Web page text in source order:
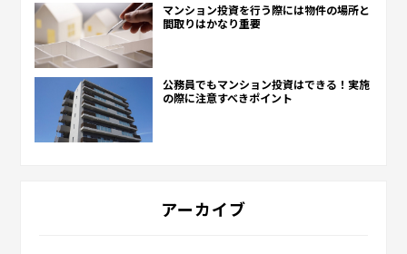
マンション投資を行う際には物件の場所と
間取りはかなり重要
公務員でもマンション投資はできる！実施
の際に注意すべきポイント
アーカイブ